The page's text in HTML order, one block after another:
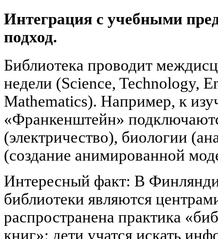
Интеграция с учебными
подход.
Библиотека проводит
недели (Science, Technology,
Mathematics). Например, к
«Франкенштейн»
(электричество), биологии
(создание анимированной
Интересный факт: В
библиотеки являются
распространена практика
книг»: дети учатся искать